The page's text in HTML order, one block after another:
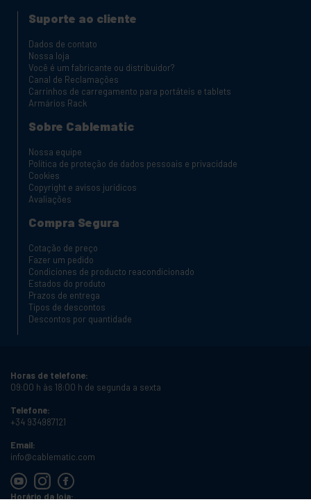
Suporte ao cliente
Dados de contato
Nossa loja
Você é um fabricante ou distribuidor?
Canal de Reclamações
Carrinhos de carregamento para portáteis e tablets
Armários Rack
Sobre Cablematic
Nossa equipe
Política de proteção de dados pessoais e privacidade
Cookies
Copyright e avisos jurídicos
Avaliações
Compra Segura
Cotação de preço
Fazer um pedido
Condiciones de producto reacondicionado
Estados do produto
Prazos de entrega
Tipos de descontos
Descontos por quantidade
Horas de telefone:
09:00 h às 18:00 h de segunda a sexta
Telefone:
+34 934987121
Email:
info@cablematic.com
Horário da loja: